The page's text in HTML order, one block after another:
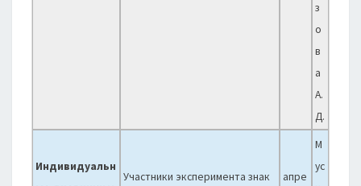
з
о
в
а
А.
Д.
Индивидуальн
Участники эксперимента знак
апре
М
ус